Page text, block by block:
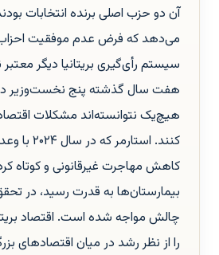
آن دو حزب اصلی برنده انتخابات
می‌دهد که فرض عدم موفقیت
سیستم رأی‌گیری بریتانیا دیگر معتبر
هفت سال گذشته پنج نخست‌وزیر
هیچ‌یک نتوانسته‌اند مشکلات
کنند.
کاهش مهاجرت غیرقانونی و کوتاه
بیمارستان‌ها به قدرت رسید، در
چالش مواجه شده است. اقتصاد
را از نظر رشد در میان اقتصادهای